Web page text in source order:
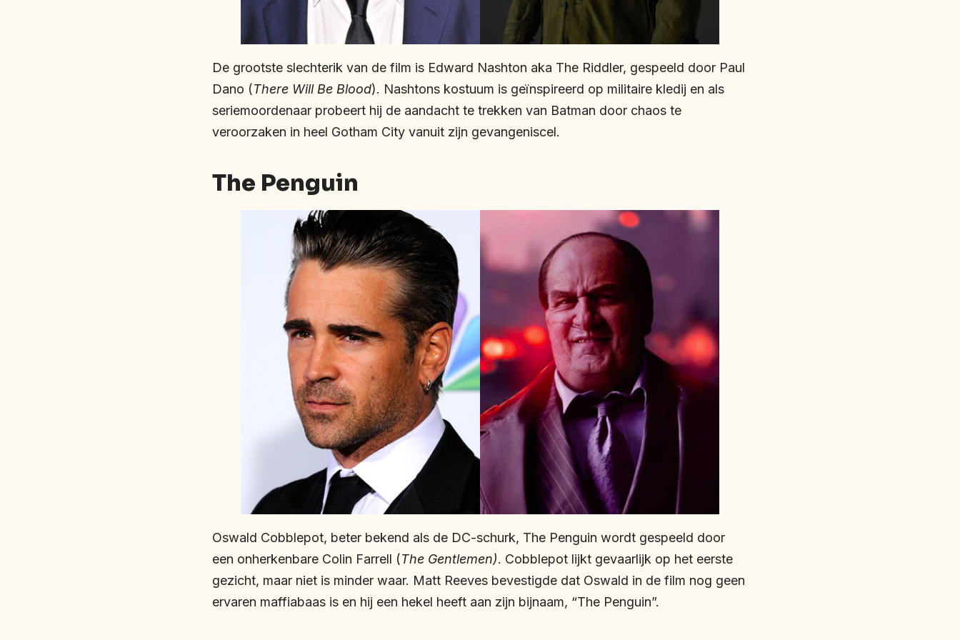
De grootste slechterik van de film is Edward Nashton aka The Riddler, gespeeld door Paul
Dano (There Will Be Blood). Nashtons kostuum is geïnspireerd op militaire kledij en als
seriemoordenaar probeert hij de aandacht te trekken van Batman door chaos te
veroorzaken in heel Gotham City vanuit zijn gevangeniscel.
The Penguin
Oswald Cobblepot, beter bekend als de DC-schurk, The Penguin wordt gespeeld door
een onherkenbare Colin Farrell (The Gentlemen). Cobblepot lijkt gevaarlijk op het eerste
gezicht, maar niet is minder waar. Matt Reeves bevestigde dat Oswald in de film nog geen
ervaren maffiabaas is en hij een hekel heeft aan zijn bijnaam, “The Penguin”.